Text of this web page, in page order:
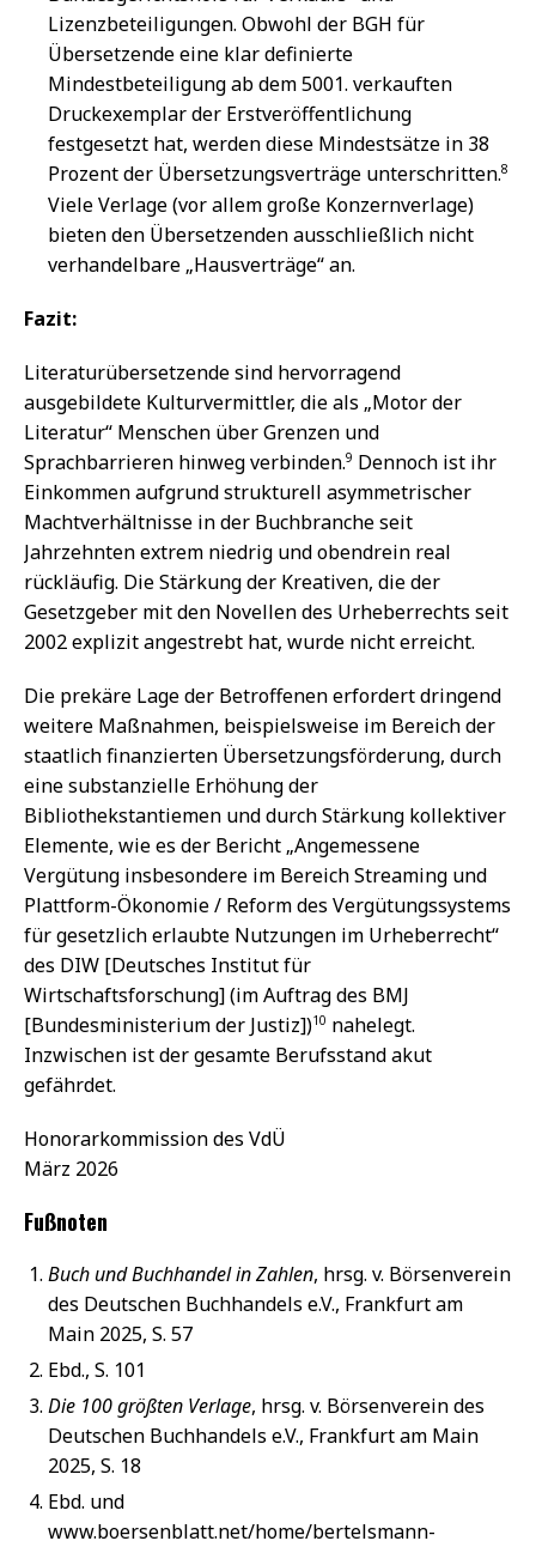
Lizenzbeteiligungen. Obwohl der BGH für
Übersetzende eine klar definierte
Mindestbeteiligung ab dem 5001. verkauften
Druckexemplar der Erstveröffentlichung
festgesetzt hat, werden diese Mindestsätze in 38
Prozent der Übersetzungsverträge unterschritten.8
Viele Verlage (vor allem große Konzernverlage)
bieten den Übersetzenden ausschließlich nicht
verhandelbare „Hausverträge“ an.
Fazit:
Literaturübersetzende sind hervorragend
ausgebildete Kulturvermittler, die als „Motor der
Literatur“ Menschen über Grenzen und
Sprachbarrieren hinweg verbinden.9 Dennoch ist ihr
Einkommen aufgrund strukturell asymmetrischer
Machtverhältnisse in der Buchbranche seit
Jahrzehnten extrem niedrig und obendrein real
rückläufig. Die Stärkung der Kreativen, die der
Gesetzgeber mit den Novellen des Urheberrechts seit
2002 explizit angestrebt hat, wurde nicht erreicht.
Die prekäre Lage der Betroffenen erfordert dringend
weitere Maßnahmen, beispielsweise im Bereich der
staatlich finanzierten Übersetzungsförderung, durch
eine substanzielle Erhöhung der
Bibliothekstantiemen und durch Stärkung kollektiver
Elemente, wie es der Bericht „Angemessene
Vergütung insbesondere im Bereich Streaming und
Plattform-Ökonomie / Reform des Vergütungssystems
für gesetzlich erlaubte Nutzungen im Urheberrecht“
des DIW [Deutsches Institut für
Wirtschaftsforschung] (im Auftrag des BMJ
[Bundesministerium der Justiz])10 nahelegt.
Inzwischen ist der gesamte Berufsstand akut
gefährdet.
Honorarkommission des VdÜ
März 2026
Fußnoten
Buch und Buchhandel in Zahlen, hrsg. v. Börsenverein
des Deutschen Buchhandels e.V., Frankfurt am
Main 2025, S. 57
Ebd., S. 101
Die 100 größten Verlage, hrsg. v. Börsenverein des
Deutschen Buchhandels e.V., Frankfurt am Main
2025, S. 18
Ebd. und
www.boersenblatt.net/home/bertelsmann-